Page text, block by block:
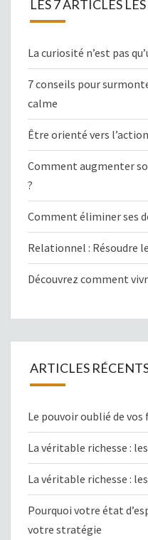
LES 7 ARTICLES
La curiosité n’est pas
7 conseils pour
calme
Être orienté vers l’action
Comment augmenter
?
Comment éliminer ses
Relationnel : Résoudre
Découvrez comment
ARTICLES
Le pouvoir oublié de
La véritable richesse :
La véritable richesse :
Pourquoi votre état
votre stratégie